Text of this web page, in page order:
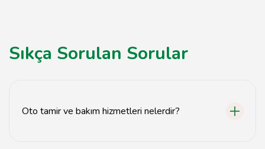
Sıkça Sorulan Sorular
Oto tamir ve bakım hizmetleri nelerdir?